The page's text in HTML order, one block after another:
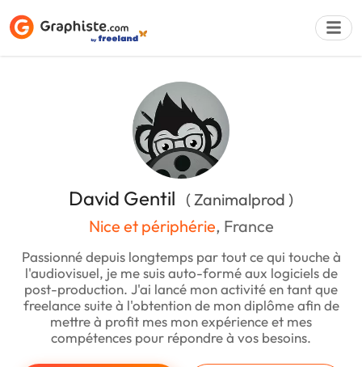
David Gentil ( Zanimalprod )
Nice et périphérie, France
Passionné depuis longtemps par tout ce qui touche à
l'audiovisuel, je me suis auto-formé aux logiciels de
post-production. J'ai lancé mon activité en tant que
freelance suite à l'obtention de mon diplôme afin de
mettre à profit mes mon expérience et mes
compétences pour répondre à vos besoins.